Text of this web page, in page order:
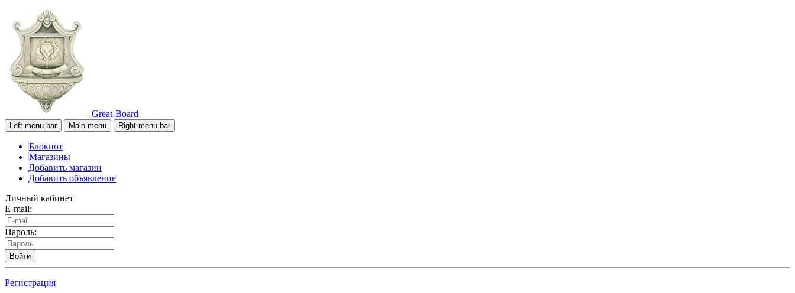
Great-Board
Left menu bar Main menu Right menu bar
Блокнот
Магазины
Добавить магазин
Добавить объявление
Личный кабинет
E-mail:
Пароль:
Войти
Регистрация